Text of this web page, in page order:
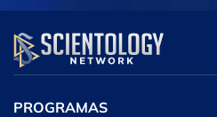
VE
PROGRAMAS